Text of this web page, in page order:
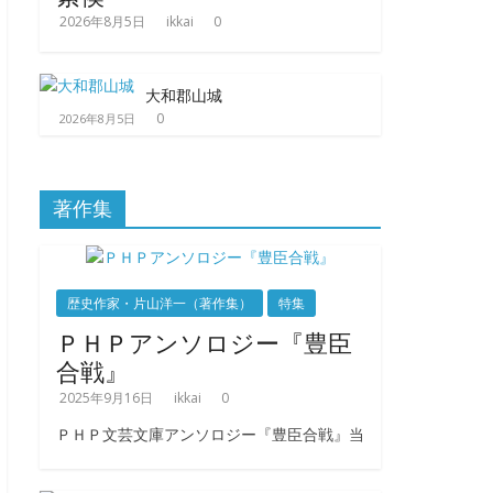
2026年8月5日 ikkai 0
大和郡山城
2026年8月5日 0
著作集
歴史作家・片山洋一（著作集） 特集
ＰＨＰアンソロジー『豊臣
合戦』
2025年9月16日 ikkai 0
ＰＨＰ文芸文庫アンソロジー『豊臣合戦』当